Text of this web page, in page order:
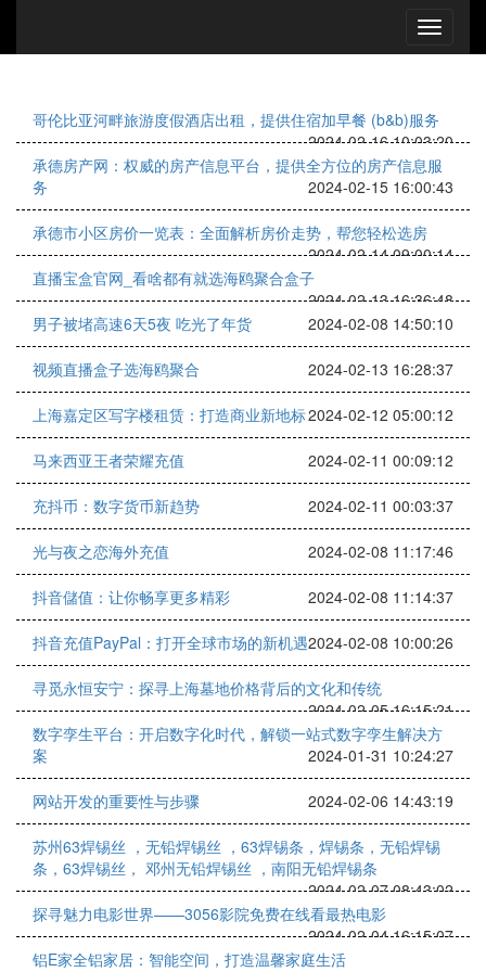
哥伦比亚河畔旅游度假酒店出租，提供住宿加早餐 (b&b)服务
2024-02-16 10:03:20
承德房产网：权威的房产信息平台，提供全方位的房产信息服
务
2024-02-15 16:00:43
承德市小区房价一览表：全面解析房价走势，帮您轻松选房
2024-02-14 09:00:14
直播宝盒官网_看啥都有就选海鸥聚合盒子
2024-02-13 16:36:48
男子被堵高速6天5夜 吃光了年货
2024-02-08 14:50:10
视频直播盒子选海鸥聚合 2024-02-13 16:28:37
上海嘉定区写字楼租赁：打造商业新地标2024-02-12 05:00:12
马来西亚王者荣耀充值 2024-02-11 00:09:12
充抖币：数字货币新趋势 2024-02-11 00:03:37
光与夜之恋海外充值 2024-02-08 11:17:46
抖音儲值：让你畅享更多精彩 2024-02-08 11:14:37
抖音充值PayPal：打开全球市场的新机遇2024-02-08 10:00:26
寻觅永恒安宁：探寻上海墓地价格背后的文化和传统
2024-02-05 16:15:21
数字孪生平台：开启数字化时代，解锁一站式数字孪生解决方
案
2024-01-31 10:24:27
网站开发的重要性与步骤 2024-02-06 14:43:19
苏州63焊锡丝 ，无铅焊锡丝 ，63焊锡条，焊锡条，无铅焊锡
条，63焊锡丝， 邓州无铅焊锡丝 ，南阳无铅焊锡条
2024-02-07 08:43:02
探寻魅力电影世界——3056影院免费在线看最热电影
2024-02-04 16:15:07
铝E家全铝家居：智能空间，打造温馨家庭生活